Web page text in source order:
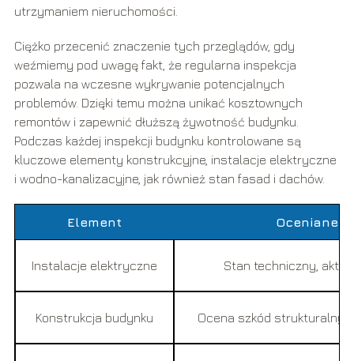
utrzymaniem nieruchomości.
Ciężko przecenić znaczenie tych przeglądów, gdy
weźmiemy pod uwagę fakt, że regularna inspekcja
pozwala na wczesne wykrywanie potencjalnych
problemów. Dzięki temu można unikać kosztownych
remontów i zapewnić dłuższą żywotność budynku.
Podczas każdej inspekcji budynku kontrolowane są
kluczowe elementy konstrukcyjne, instalacje elektryczne
i wodno-kanalizacyjne, jak również stan fasad i dachów.
Element Oceniane
Instalacje elektryczne Stan techniczny,
Konstrukcja budynku Ocena szkód